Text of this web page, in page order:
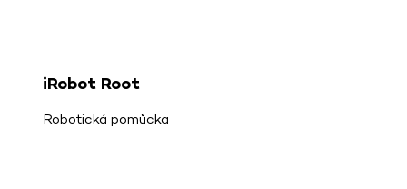
iRobot Root
Robotická pomůcka